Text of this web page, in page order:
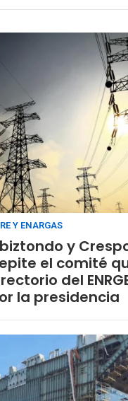
Y ENARGAS
y
el comité
del
la presidencia